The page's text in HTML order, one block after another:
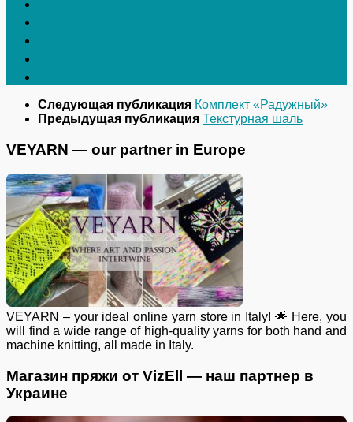
Следующая публикация Комплект «Радужный»
Предыдущая публикация Текстурнaя шаль
VEYARN — our partner in Europe
VEYARN – your ideal online yarn store in Italy! 🌟 Here, you
will find a wide range of high-quality yarns for both hand and
machine knitting, all made in Italy.
Магазин пряжи от VizEll — наш партнер в
Украине